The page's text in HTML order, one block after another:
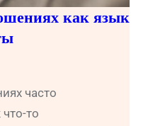
как язык
часто
то